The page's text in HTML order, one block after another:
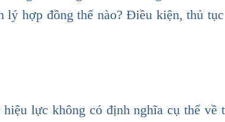
lý hợp đồng thế nào? Điều kiện, thủ
lực không có định nghĩa cụ thể về